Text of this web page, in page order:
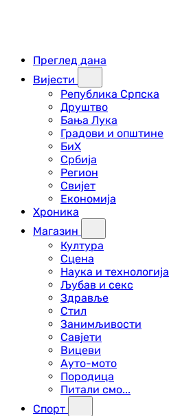
Преглед дана
Вијести
Република Српска
Друштво
Бања Лука
Градови и општине
БиХ
Србија
Регион
Свијет
Економија
Хроника
Магазин
Култура
Сцена
Наука и технологија
Љубав и секс
Здравље
Стил
Занимљивости
Савјети
Вицеви
Ауто-мото
Породица
Питали смо...
Спорт